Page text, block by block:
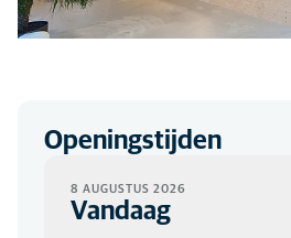
Openingstijden
8 AUGUSTUS 2026
Vandaag